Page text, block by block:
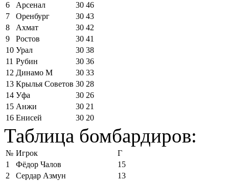
6
Арсенал 30 46
7
Оренбург 30 43
8
Ахмат 30 42
9
Ростов 30 41
10 Урал 30 38
11 Рубин 30 36
12 Динамо М 30 33
13 Крылья Советов 30 28
14 Уфа 30 26
15 Анжи 30 21
16 Енисей 30 20
Таблица бомбардиров:
№ Игрок
Г
1
Фёдор Чалов
15
2
Сердар Азмун
13